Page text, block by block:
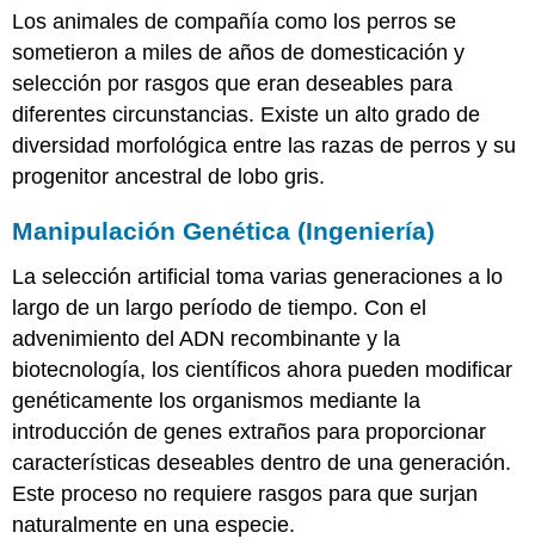
adicional
Los animales de compañía como los perros se
sometieron a miles de años de domesticación y
selección por rasgos que eran deseables para
diferentes circunstancias. Existe un alto grado de
diversidad morfológica entre las razas de perros y su
progenitor ancestral de lobo gris.
Manipulación Genética (Ingeniería)
La selección artificial toma varias generaciones a lo
largo de un largo período de tiempo. Con el
advenimiento del ADN recombinante y la
biotecnología, los científicos ahora pueden modificar
genéticamente los organismos mediante la
introducción de genes extraños para proporcionar
características deseables dentro de una generación.
Este proceso no requiere rasgos para que surjan
naturalmente en una especie.